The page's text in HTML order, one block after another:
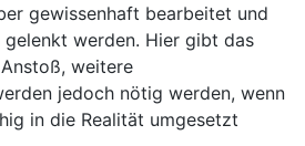
gewissenhaft bearbeitet und
gelenkt werden. Hier gibt das
weitere
jedoch nötig werden, wenn
in die Realität umgesetzt